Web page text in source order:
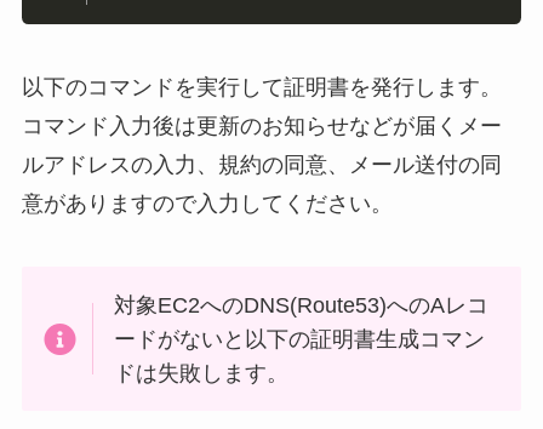
以下のコマンドを実行して証明書を発行します。
コマンド入力後は更新のお知らせなどが届くメー
ルアドレスの入力、規約の同意、メール送付の同
意がありますので入力してください。
対象EC2へのDNS(Route53)へのAレコ
ードがないと以下の証明書生成コマン
ドは失敗します。